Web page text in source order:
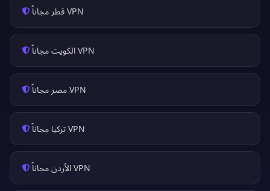
VPN قطر مجاناً
VPN الكويت مجاناً
VPN مصر مجاناً
VPN تركيا مجاناً
VPN الأردن مجاناً